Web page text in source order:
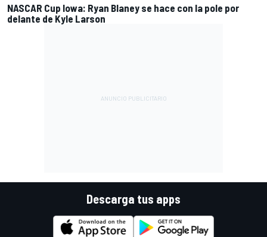
NASCAR Cup Iowa: Ryan Blaney se hace con la pole por
delante de Kyle Larson
Descarga tus apps